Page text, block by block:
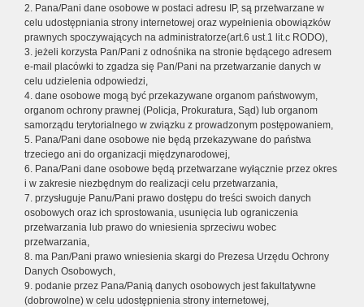
2. Pana/Pani dane osobowe w postaci adresu IP, są przetwarzane w
celu udostępniania strony internetowej oraz wypełnienia obowiązków
prawnych spoczywających na administratorze(art.6 ust.1 lit.c RODO),
3. jeżeli korzysta Pan/Pani z odnośnika na stronie będącego adresem
e-mail placówki to zgadza się Pan/Pani na przetwarzanie danych w
celu udzielenia odpowiedzi,
4. dane osobowe mogą być przekazywane organom państwowym,
organom ochrony prawnej (Policja, Prokuratura, Sąd) lub organom
samorządu terytorialnego w związku z prowadzonym postępowaniem,
5. Pana/Pani dane osobowe nie będą przekazywane do państwa
trzeciego ani do organizacji międzynarodowej,
6. Pana/Pani dane osobowe będą przetwarzane wyłącznie przez okres
i w zakresie niezbędnym do realizacji celu przetwarzania,
7. przysługuje Panu/Pani prawo dostępu do treści swoich danych
osobowych oraz ich sprostowania, usunięcia lub ograniczenia
przetwarzania lub prawo do wniesienia sprzeciwu wobec
przetwarzania,
8. ma Pan/Pani prawo wniesienia skargi do Prezesa Urzędu Ochrony
Danych Osobowych,
9. podanie przez Pana/Panią danych osobowych jest fakultatywne
(dobrowolne) w celu udostępnienia strony internetowej,